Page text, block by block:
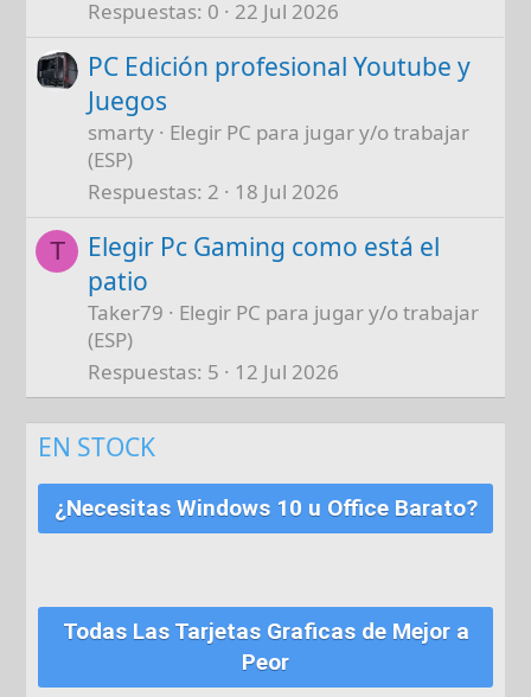
Respuestas 0 22 Jul 2026
PC Edición profesional Youtube y
Juegos
smarty
Elegir PC para jugar y/o trabajar
(ESP)
Respuestas 2 18 Jul 2026
T
Elegir Pc Gaming como está el
patio
Taker79
Elegir PC para jugar y/o trabajar
(ESP)
Respuestas 5 12 Jul 2026
EN STOCK
¿Necesitas Windows 10 u Office Barato?
Todas Las Tarjetas Graficas de Mejor a
Peor